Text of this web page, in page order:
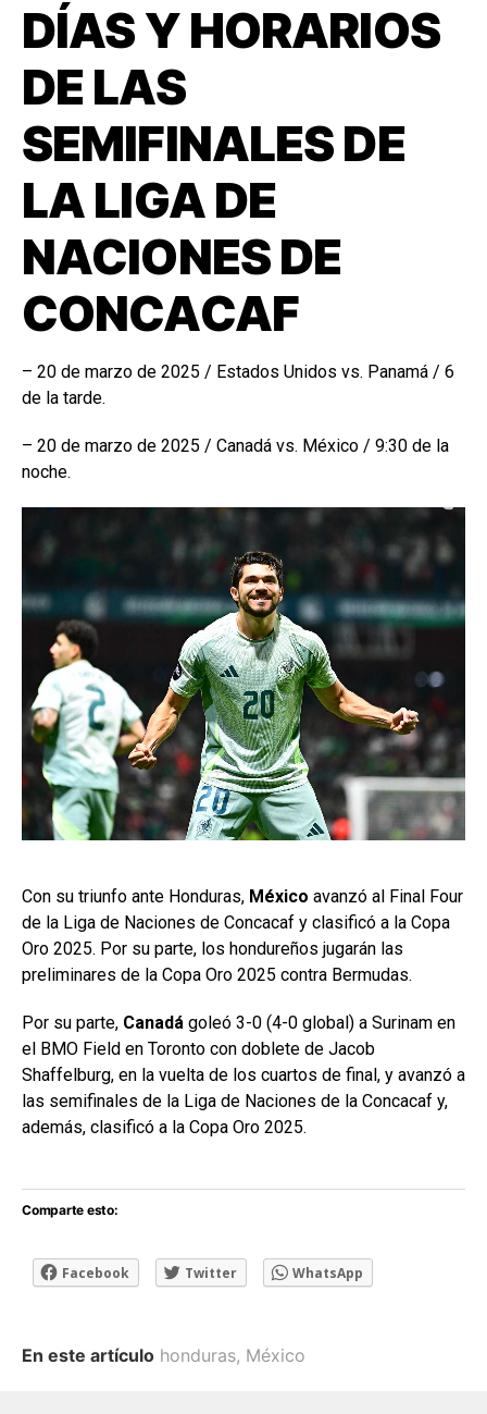
DÍAS Y HORARIOS
DE LAS
SEMIFINALES DE
LA LIGA DE
NACIONES DE
CONCACAF
– 20 de marzo de 2025 / Estados Unidos vs. Panamá / 6
de la tarde.
– 20 de marzo de 2025 / Canadá vs. México / 9:30 de la
noche.
Con su triunfo ante Honduras, México avanzó al Final Four
de la Liga de Naciones de Concacaf y clasificó a la Copa
Oro 2025. Por su parte, los hondureños jugarán las
preliminares de la Copa Oro 2025 contra Bermudas.
Por su parte, Canadá goleó 3-0 (4-0 global) a Surinam en
el BMO Field en Toronto con doblete de Jacob
Shaffelburg, en la vuelta de los cuartos de final, y avanzó a
las semifinales de la Liga de Naciones de la Concacaf y,
además, clasificó a la Copa Oro 2025.
Comparte esto:
Facebook Twitter WhatsApp
En este artículo honduras, México